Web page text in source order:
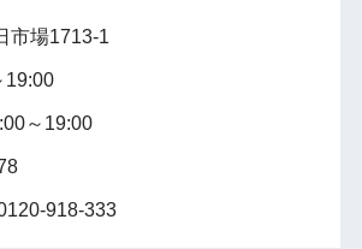
市場1713-1
19:00
～19:00
918-333